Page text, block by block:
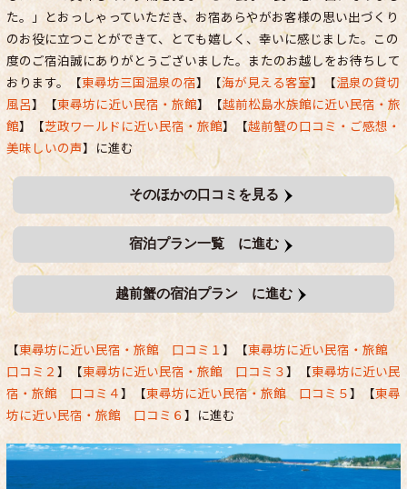
た。」とおっしゃっていただき、お宿あらやがお客様の思い出づくり
のお役に立つことができて、とても嬉しく、幸いに感じました。この
度のご宿泊誠にありがとうございました。またのお越しをお待ちして
おります。【東尋坊三国温泉の宿】【海が見える客室】【温泉の貸切
風呂】【東尋坊に近い民宿・旅館】【越前松島水族館に近い民宿・旅
館】【芝政ワールドに近い民宿・旅館】【越前蟹の口コミ・ご感想・
美味しいの声】に進む
そのほかの口コミを見る
宿泊プラン一覧 に進む
越前蟹の宿泊プラン に進む
【東尋坊に近い民宿・旅館 口コミ１ 】【東尋坊に近い民宿・旅館
口コミ２ 】【東尋坊に近い民宿・旅館 口コミ３】【東尋坊に近い民
宿・旅館 口コミ４】【東尋坊に近い民宿・旅館 口コミ５】【東尋
坊に近い民宿・旅館 口コミ６ 】に進む